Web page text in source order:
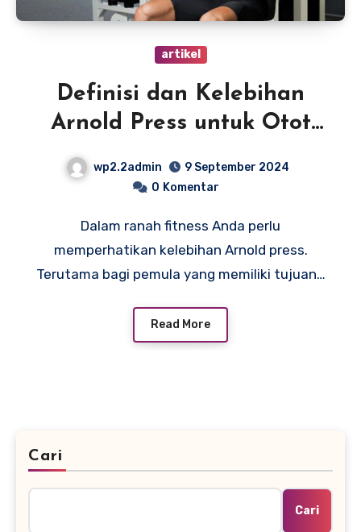
artikel
Definisi dan Kelebihan
Arnold Press untuk Otot
wp2.2admin
9 September 2024
0 Komentar
Dalam ranah fitness Anda perlu
memperhatikan kelebihan Arnold press.
Terutama bagi pemula yang memiliki tujuan…
Read More
Cari
Cari